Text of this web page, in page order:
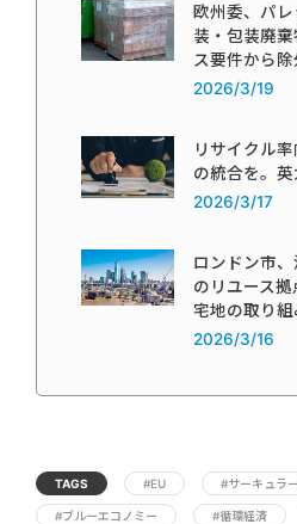
欧州委、パ
装・包装廃
ス要件から除
2026/3/19
リサイクル
の統合を。
2026/3/17
ロンドン市
のリユース
宅地の取り組
2026/3/16
TAGS #EU #サーキュラ
#ブルーエコノミー #循環経済